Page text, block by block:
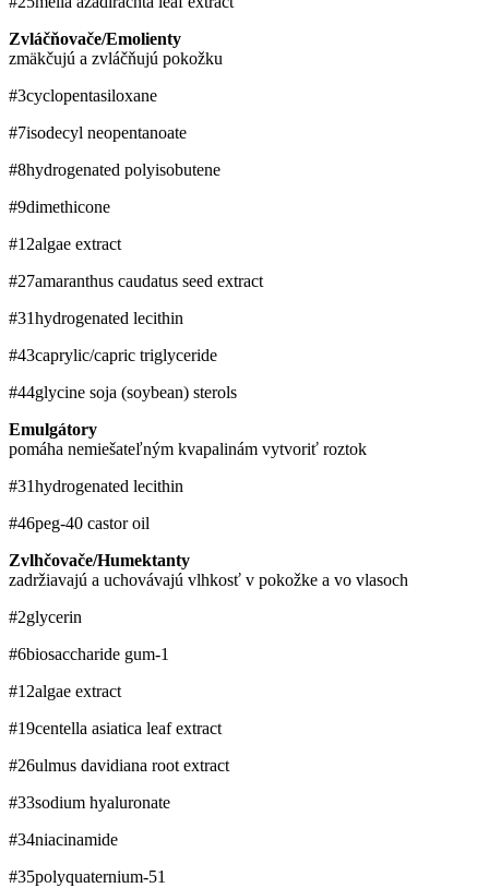
Zvláčňovače/Emolienty
zmäkčujú a zvláčňujú pokožku
#3cyclopentasiloxane
#7isodecyl neopentanoate
#8hydrogenated polyisobutene
#9dimethicone
#12algae extract
#27amaranthus caudatus seed extract
#31hydrogenated lecithin
#43caprylic/capric triglyceride
#44glycine soja (soybean) sterols
Emulgátory
pomáha nemiešateľným kvapalinám vytvoriť roztok
#31hydrogenated lecithin
#46peg-40 castor oil
Zvlhčovače/Humektanty
zadržiavajú a uchovávajú vlhkosť v pokožke a vo vlasoch
#2glycerin
#6biosaccharide gum-1
#12algae extract
#19centella asiatica leaf extract
#26ulmus davidiana root extract
#33sodium hyaluronate
#34niacinamide
#35polyquaternium-51